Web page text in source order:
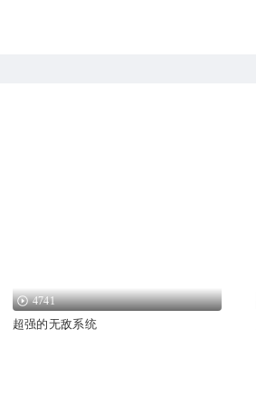
4741
超强的无敌系统